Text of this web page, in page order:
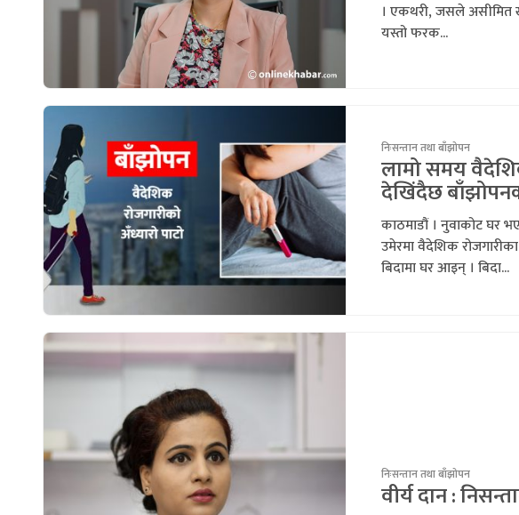
। एकथरी, जसले असीमित
यस्तो फरक...
निःसन्तान तथा बाँझोपन
लामो समय
देखिंदैछ
काठमाडौं । नुवाकोट घर
उमेरमा वैदेशिक
बिदामा घर आइन् । बिदा...
निःसन्तान तथा बाँझोपन
वीर्य दान :